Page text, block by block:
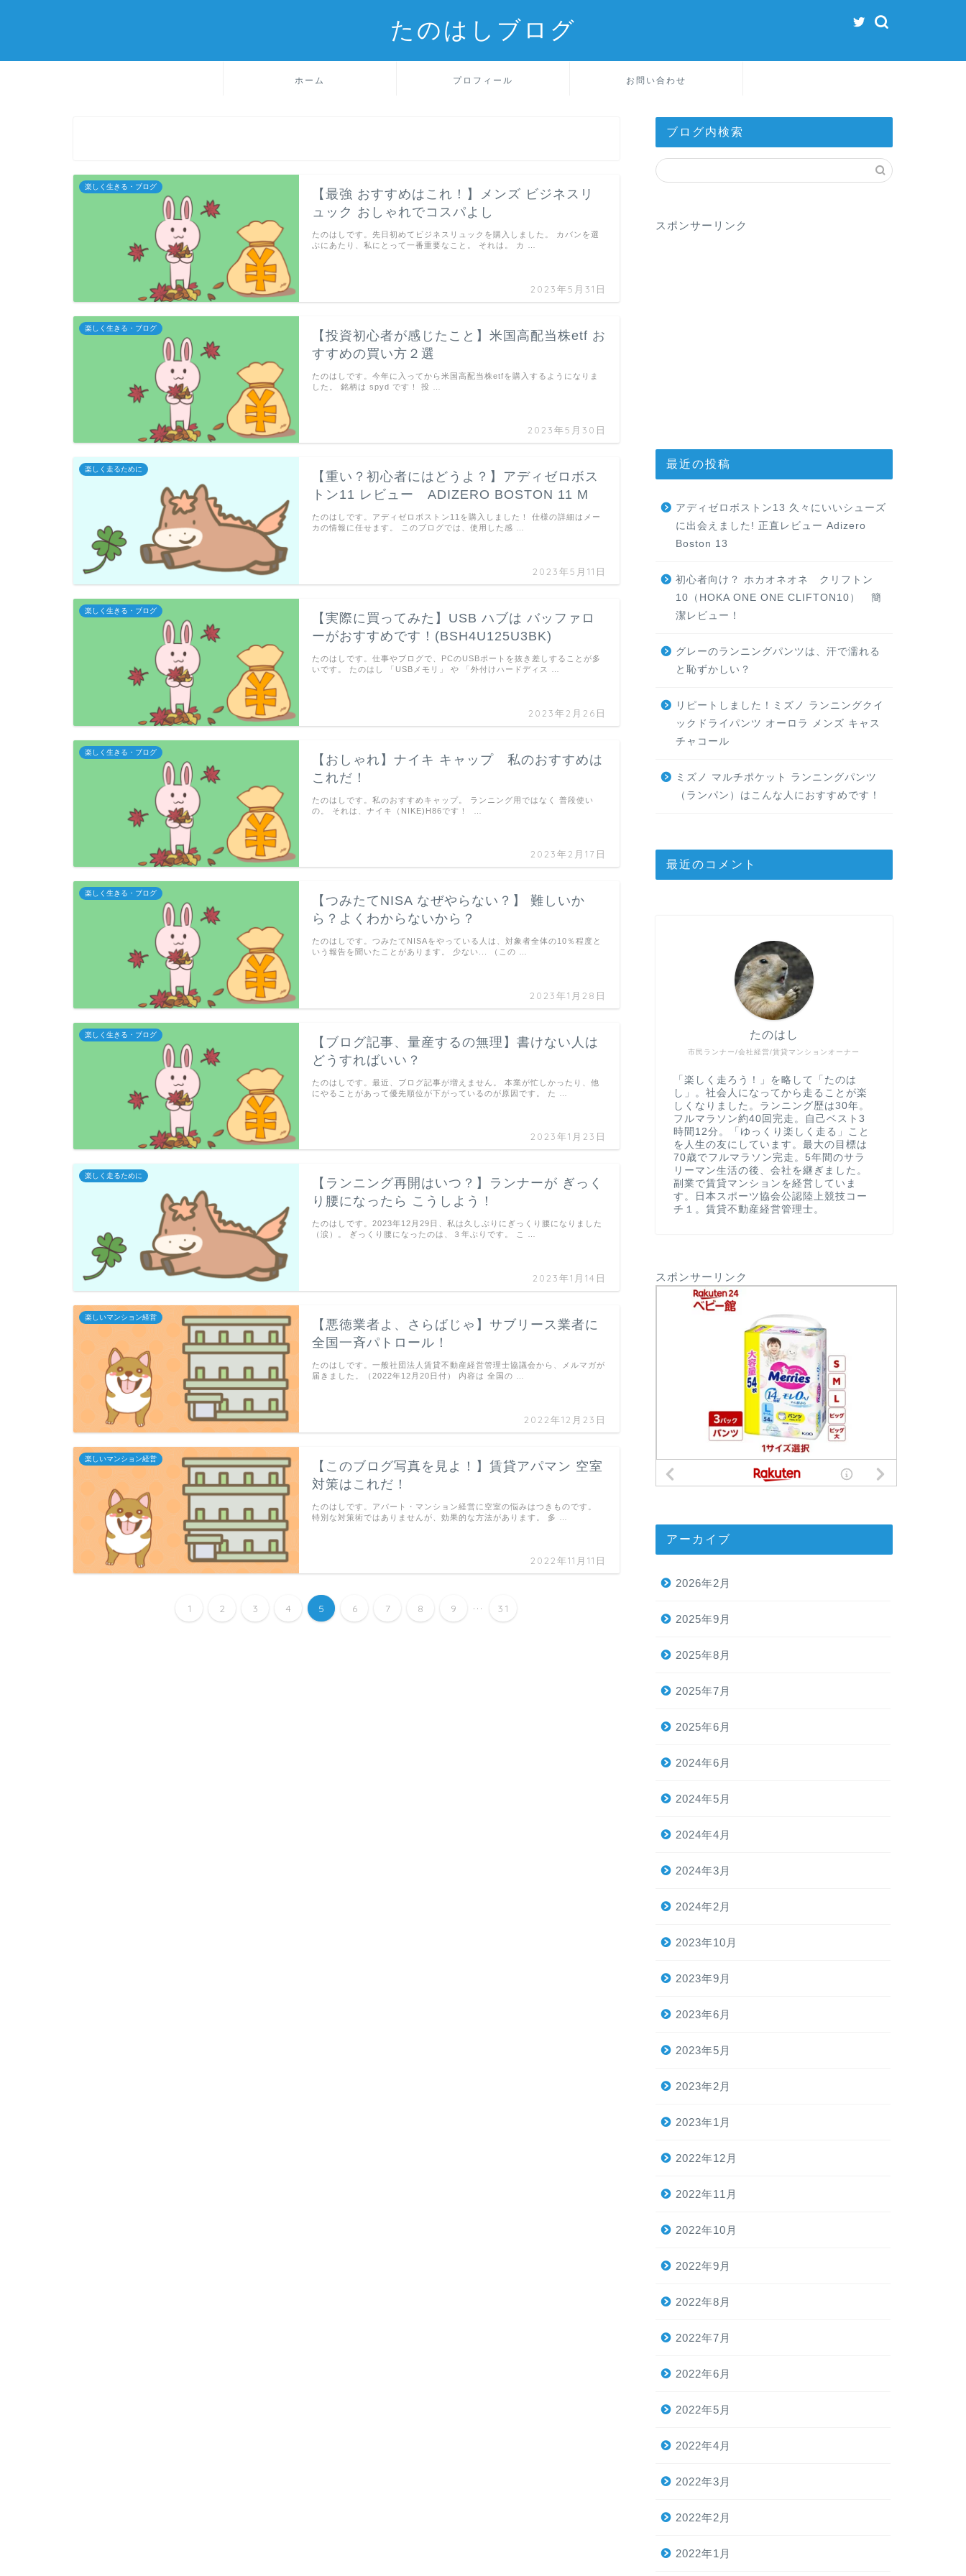
たのはしブログ
ホーム プロフィール お問い合わせ
楽しく生きる・ブログ
【最強 おすすめはこれ！】メンズ ビジネスリ
ュック おしゃれでコスパよし
2023年5月31日
たのはしです。先日初めてビジネスリュックを購入しました。 カバンを選
ぶにあたり、私にとって一番重要なこと。 それは。 カ …
楽しく生きる・ブログ
【投資初心者が感じたこと】米国高配当株etf お
すすめの買い方２選
2023年5月30日
たのはしです。今年に入ってから米国高配当株etfを購入するようになりま
した。 銘柄は spyd です！ 投 …
楽しく走るために
【重い？初心者にはどうよ？】アディゼロボス
トン11 レビュー ADIZERO BOSTON 11 M
2023年5月11日
たのはしです。アディゼロボストン11を購入しました！ 仕様の詳細はメー
カの情報に任せます。 このブログでは、使用した感 …
楽しく生きる・ブログ
【実際に買ってみた】USB ハブは バッファロ
ーがおすすめです！(BSH4U125U3BK)
2023年2月26日
たのはしです。仕事やブログで、PCのUSBポートを抜き差しすることが多
いです。 たのはし 「USBメモリ」 や 「外付けハードディス …
楽しく生きる・ブログ
【おしゃれ】ナイキ キャップ 私のおすすめは
これだ！
2023年2月17日
たのはしです。私のおすすめキャップ。 ランニング用ではなく 普段使い
の。 それは、ナイキ（NIKE)H86です！ …
楽しく生きる・ブログ
【つみたてNISA なぜやらない？】 難しいか
ら？よくわからないから？
2023年1月28日
たのはしです。つみたてNISAをやっている人は、対象者全体の10％程度と
いう報告を聞いたことがあります。 少ない... （この …
楽しく生きる・ブログ
【ブログ記事、量産するの無理】書けない人は
どうすればいい？
2023年1月23日
たのはしです。最近、ブログ記事が増えません。 本業が忙しかったり、他
にやることがあって優先順位が下がっているのが原因です。 た …
楽しく走るために
【ランニング再開はいつ？】ランナーが ぎっく
り腰になったら こうしよう！
2023年1月14日
たのはしです。2023年12月29日、私は久しぶりにぎっくり腰になりました
（涙）。 ぎっくり腰になったのは、３年ぶりです。 こ …
楽しいマンション経営
【悪徳業者よ、さらばじゃ】サブリース業者に
全国一斉パトロール！
2022年12月23日
たのはしです。一般社団法人賃貸不動産経営管理士協議会から、メルマガが
届きました。（2022年12月20日付） 内容は 全国の …
楽しいマンション経営
【このブログ写真を見よ！】賃貸アパマン 空室
対策はこれだ！
2022年11月11日
たのはしです。アパート・マンション経営に空室の悩みはつきものです。
特別な対策術ではありませんが、効果的な方法があります。 多 …
1 2 3 4 5 6 7 8 9 ... 31
ブログ内検索
スポンサーリンク
最近の投稿
アディゼロボストン13 久々にいいシューズ
に出会えました! 正直レビュー Adizero
Boston 13
初心者向け？ ホカオネオネ クリフトン
10（HOKA ONE ONE CLIFTON10） 簡
潔レビュー！
グレーのランニングパンツは、汗で濡れる
と恥ずかしい？
リピートしました！ミズノ ランニングクイ
ックドライパンツ オーロラ メンズ キャス
チャコール
ミズノ マルチポケット ランニングパンツ
（ランパン）はこんな人におすすめです！
最近のコメント
市民ランナー/会社経営/賃貸マンションオーナー
たのはし
「楽しく走ろう！」を略して「たのは
し」。社会人になってから走ることが楽
しくなりました。ランニング歴は30年。
フルマラソン約40回完走。自己ベスト3
時間12分。「ゆっくり楽しく走る」こと
を人生の友にしています。最大の目標は
70歳でフルマラソン完走。5年間のサラ
リーマン生活の後、会社を継ぎました。
副業で賃貸マンションを経営していま
す。日本スポーツ協会公認陸上競技コー
チ１。賃貸不動産経営管理士。
スポンサーリンク
アーカイブ
2026年2月
2025年9月
2025年8月
2025年7月
2025年6月
2024年6月
2024年5月
2024年4月
2024年3月
2024年2月
2023年10月
2023年9月
2023年6月
2023年5月
2023年2月
2023年1月
2022年12月
2022年11月
2022年10月
2022年9月
2022年8月
2022年7月
2022年6月
2022年5月
2022年4月
2022年3月
2022年2月
2022年1月